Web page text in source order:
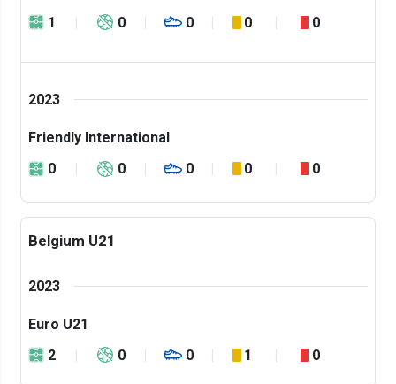
1 0 0 0 0
2023
Friendly International
0
0 0 0 0
Belgium U21
2023
Euro U21
2
0 0 1 0